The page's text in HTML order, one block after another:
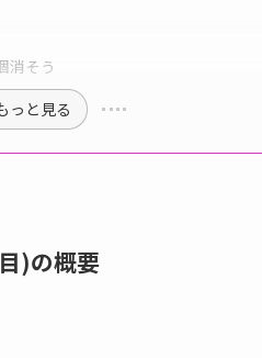
消そう
っと見る
)の概要